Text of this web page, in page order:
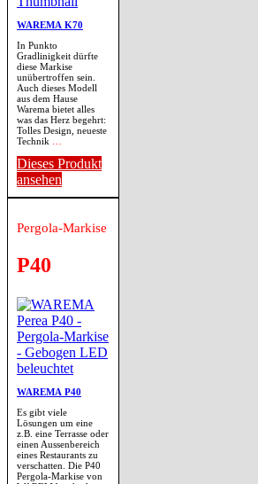
WAREMA K70
In Punkto
Gradlinigkeit dürfte
diese Markise
unübertroffen sein.
Auch dieses Modell
aus dem Hause
Warema bietet alles
was das Herz begehrt:
Tolles Design, neueste
Technik
Dieses Produkt
ansehen
Pergola-Markise
P40
WAREMA P40
Es gibt viele
Lösungen um eine
z.B. eine Terrasse oder
einen Aussenbereich
eines Restaurants zu
verschatten. Die P40
Pergola-Markise von